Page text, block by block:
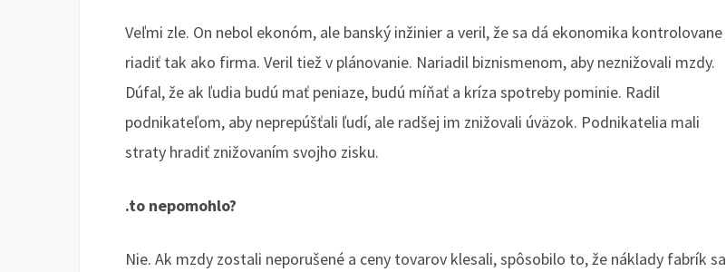
Veľmi zle. On nebol ekonóm, ale banský inžinier a veril, že sa dá ekonomika kontrolovane
riadiť tak ako firma. Veril tiež v plánovanie. Nariadil biznismenom, aby neznižovali mzdy.
Dúfal, že ak ľudia budú mať peniaze, budú míňať a kríza spotreby pominie. Radil
podnikateľom, aby neprepúšťali ľudí, ale radšej im znižovali úväzok. Podnikatelia mali
straty hradiť znižovaním svojho zisku.
.to nepomohlo?
Nie. Ak mzdy zostali neporušené a ceny tovarov klesali, spôsobilo to, že náklady fabrík sa